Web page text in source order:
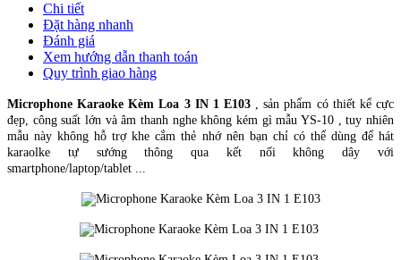
Chi tiết
Đặt hàng nhanh
Đánh giá
Xem hướng dẫn thanh toán
Quy trình giao hàng
Microphone Karaoke Kèm Loa 3 IN 1 E103 , sản phẩm có thiết kể cực
đẹp, công suất lớn và âm thanh nghe không kém gì mẫu YS-10 , tuy nhiên
mẫu này không hỗ trợ khe cắm thẻ nhớ nên bạn chỉ có thể dùng để hát
karaolke tự sướng thông qua kết nối không dây với
smartphone/laptop/tablet ...